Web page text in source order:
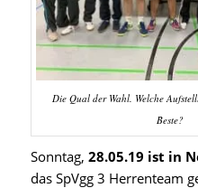
Die Qual der Wahl. Welche
Beste?
Sonntag, 28.05.19 ist in
das SpVgg 3 Herrenteam